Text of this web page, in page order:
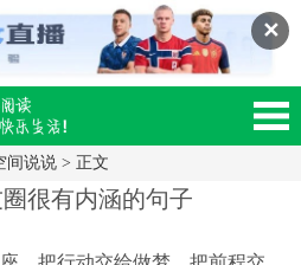
✕
间说说 > 正文
很有内涵的句子